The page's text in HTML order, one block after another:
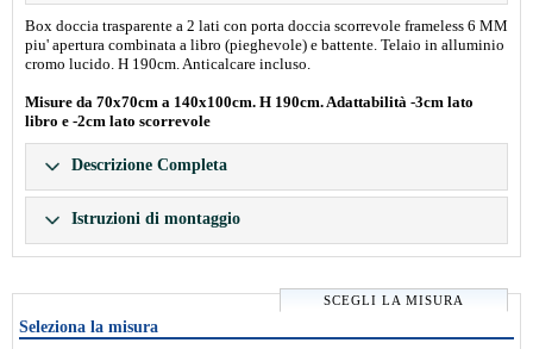
Box doccia trasparente a 2 lati con porta doccia scorrevole frameless 6 MM
piu' apertura combinata a libro (pieghevole) e battente. Telaio in alluminio
cromo lucido. H 190cm. Anticalcare incluso.
Misure da 70x70cm a 140x100cm. H 190cm. Adattabilità -3cm lato
libro e -2cm lato scorrevole
Descrizione Completa
Istruzioni di montaggio
SCEGLI LA MISURA
Seleziona la misura